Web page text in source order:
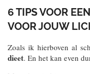
6 TIPS VOOR
VOOR JOUW
Zoals ik hierboven al
dieet. En het kan even